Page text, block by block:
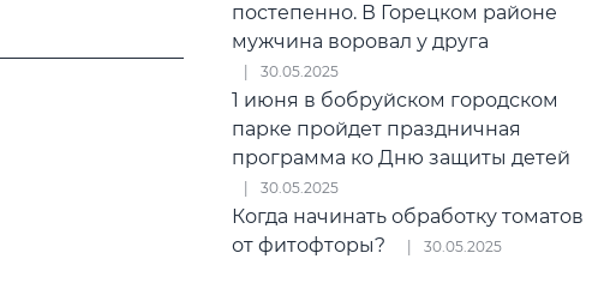
постепенно. В Горецком районе
мужчина воровал у друга
30.05.2025
1 июня в бобруйском городском
парке пройдет праздничная
программа ко Дню защиты детей
30.05.2025
Когда начинать обработку томатов
от фитофторы?
30.05.2025